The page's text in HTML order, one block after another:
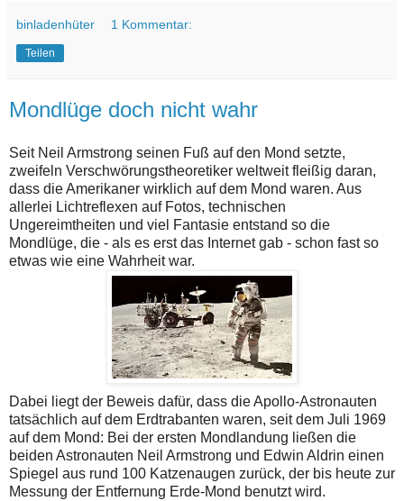
binladenhüter 1 Kommentar:
Teilen
Mondlüge doch nicht wahr
Seit Neil Armstrong seinen Fuß auf den Mond setzte,
zweifeln Verschwörungstheoretiker weltweit fleißig daran,
dass die Amerikaner wirklich auf dem Mond waren. Aus
allerlei Lichtreflexen auf Fotos, technischen
Ungereimtheiten und viel Fantasie entstand so die
Mondlüge, die - als es erst das Internet gab - schon fast so
etwas wie eine Wahrheit war.
Dabei liegt der Beweis dafür, dass die Apollo-Astronauten
tatsächlich auf dem Erdtrabanten waren, seit dem Juli 1969
auf dem Mond: Bei der ersten Mondlandung ließen die
beiden Astronauten Neil Armstrong und Edwin Aldrin einen
Spiegel aus rund 100 Katzenaugen zurück, der bis heute zur
Messung der Entfernung Erde-Mond benutzt wird.